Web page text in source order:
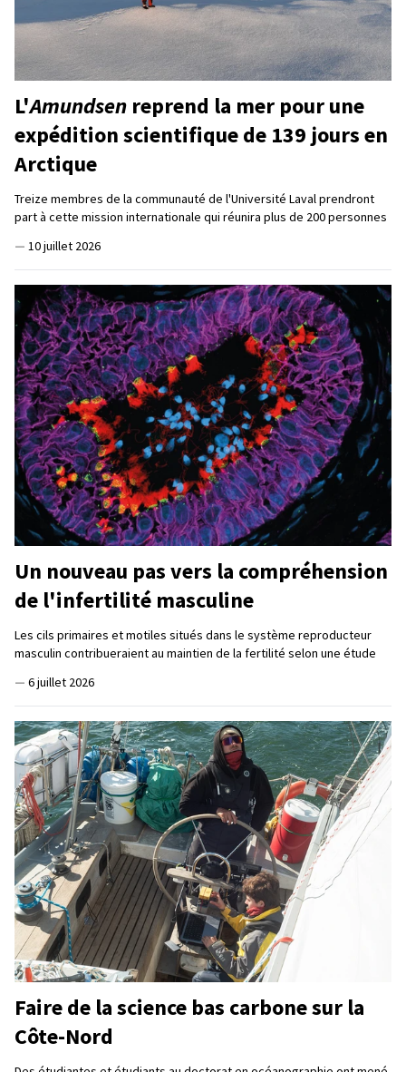
L'Amundsen reprend la mer pour une
expédition scientifique de 139 jours en
Arctique
Treize membres de la communauté de l'Université Laval prendront
part à cette mission internationale qui réunira plus de 200 personnes
— 10 juillet 2026
Un nouveau pas vers la compréhension
de l'infertilité masculine
Les cils primaires et motiles situés dans le système reproducteur
masculin contribueraient au maintien de la fertilité selon une étude
— 6 juillet 2026
Faire de la science bas carbone sur la
Côte-Nord